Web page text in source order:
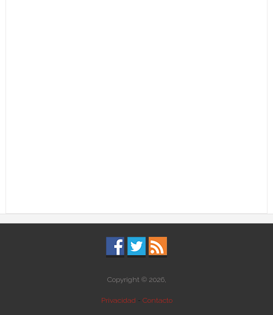
Copyright © 2026,
Privacidad - Contacto